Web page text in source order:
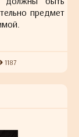
предмет
1187